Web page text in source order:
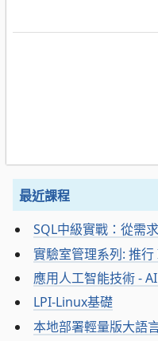
最近課程
SQL中級實戰：從需
實驗室管理系列: 推
應用人工智能技術 -
LPI-Linux基礎
本地部署輕量版大語